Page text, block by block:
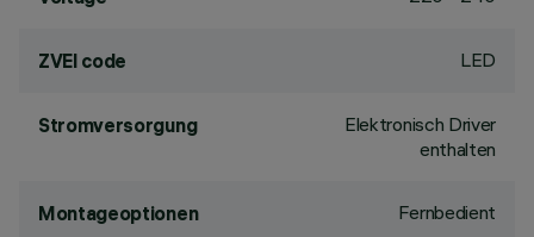
ZVEI code LED
Stromversorgung
Elektronisch Driver
enthalten
Montageoptionen Fernbedient